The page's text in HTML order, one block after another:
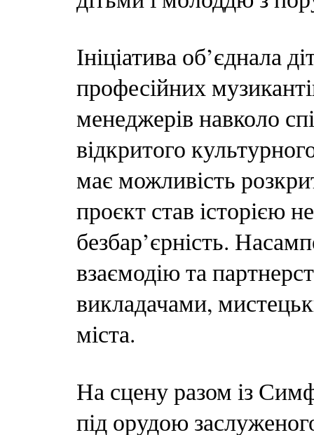
Ініціатива об’єднала
професійних
менеджерів навколо
відкритого
має можливість
проєкт став історією
безбар’єрність.
взаємодію та
викладачами,
міста.
На сцену разом із
під орудою